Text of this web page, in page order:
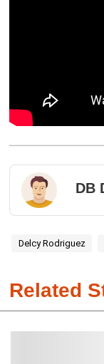
DB
Delcy Rodriguez
Related